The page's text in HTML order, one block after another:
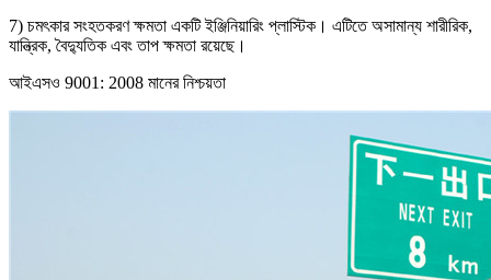
7) চমৎকার সংহতকরণ ক্ষমতা একটি ইঞ্জিনিয়ারিং প্লাস্টিক। এটিতে অসামান্য শারীরিক,
যান্ত্রিক, বৈদ্যুতিক এবং তাপ ক্ষমতা রয়েছে।
আইএসও 9001: 2008 মানের নিশ্চয়তা